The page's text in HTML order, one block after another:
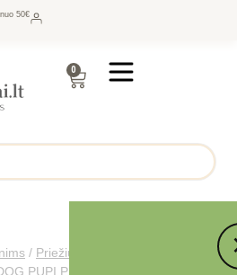
50€
0
/ Priežiūra šunims
PUPI PIU PALUTĖS 60X90CM